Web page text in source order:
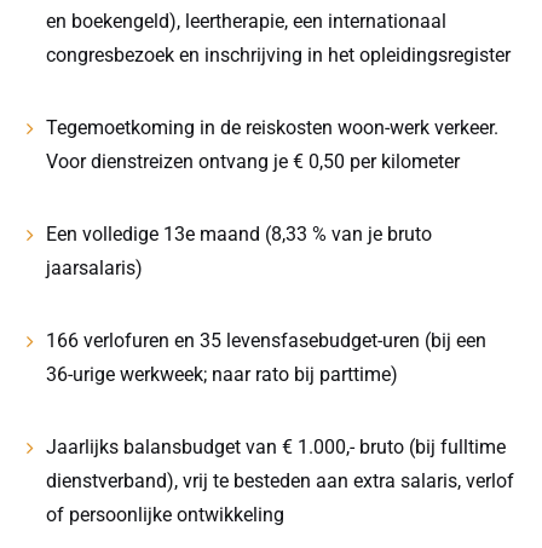
en boekengeld), leertherapie, een internationaal
congresbezoek en inschrijving in het opleidingsregister
Tegemoetkoming in de reiskosten woon-werk verkeer.
Voor dienstreizen ontvang je € 0,50 per kilometer
Een volledige 13e maand (8,33 % van je bruto
jaarsalaris)
166 verlofuren en 35 levensfasebudget-uren (bij een
36-urige werkweek; naar rato bij parttime)
Jaarlijks balansbudget van € 1.000,- bruto (bij fulltime
dienstverband), vrij te besteden aan extra salaris, verlof
of persoonlijke ontwikkeling